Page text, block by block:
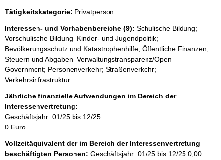
e
r
Tätigkeitskategorie: Privatperson
Interessen- und Vorhabenbereiche (9): Schulische Bildung;
Vorschulische Bildung; Kinder- und Jugendpolitik;
Bevölkerungsschutz und Katastrophenhilfe; Öffentliche Finanzen,
Steuern und Abgaben; Verwaltungstransparenz/Open
Government; Personenverkehr; Straßenverkehr;
Verkehrsinfrastruktur
Jährliche finanzielle Aufwendungen im Bereich der
Interessenvertretung:
Geschäftsjahr: 01/25 bis 12/25
0 Euro
Vollzeitäquivalent der im Bereich der Interessenvertretung
beschäftigten Personen: Geschäftsjahr: 01/25 bis 12/25 0,00